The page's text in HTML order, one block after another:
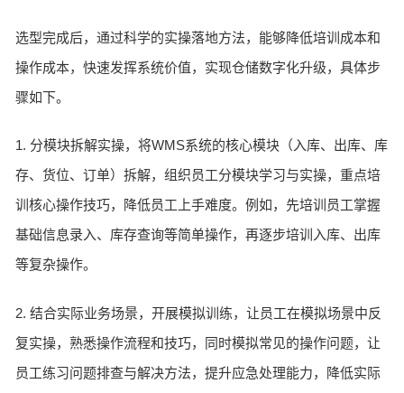
选型完成后，通过科学的实操落地方法，能够降低培训成本和
操作成本，快速发挥系统价值，实现仓储数字化升级，具体步
骤如下。
1. 分模块拆解实操，将WMS系统的核心模块（入库、出库、库
存、货位、订单）拆解，组织员工分模块学习与实操，重点培
训核心操作技巧，降低员工上手难度。例如，先培训员工掌握
基础信息录入、库存查询等简单操作，再逐步培训入库、出库
等复杂操作。
2. 结合实际业务场景，开展模拟训练，让员工在模拟场景中反
复实操，熟悉操作流程和技巧，同时模拟常见的操作问题，让
员工练习问题排查与解决方法，提升应急处理能力，降低实际